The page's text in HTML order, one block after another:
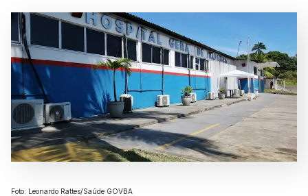
Foto: Leonardo Rattes/Saúde GOVBA